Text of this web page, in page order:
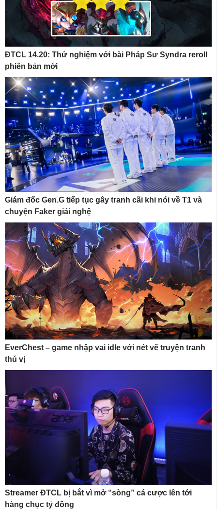
ĐTCL 14.20: Thử nghiệm với bài Pháp Sư Syndra reroll
phiên bản mới
Giám đốc Gen.G tiếp tục gây tranh cãi khi nói về T1 và
chuyện Faker giải nghệ
EverChest – game nhập vai idle với nét vẽ truyện tranh
thú vị
Streamer ĐTCL bị bắt vì mở “sòng” cá cược lên tới
hàng chục tỷ đồng